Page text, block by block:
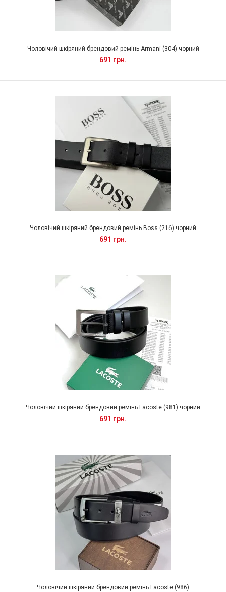
Чоловічий шкіряний брендовий ремінь Armani (304) чорний
691 грн.
Чоловічий шкіряний брендовий ремінь Boss (216) чорний
691 грн.
Чоловічий шкіряний брендовий ремінь Lacoste (981) чорний
691 грн.
Чоловічий шкіряний брендовий ремінь Lacoste (986)